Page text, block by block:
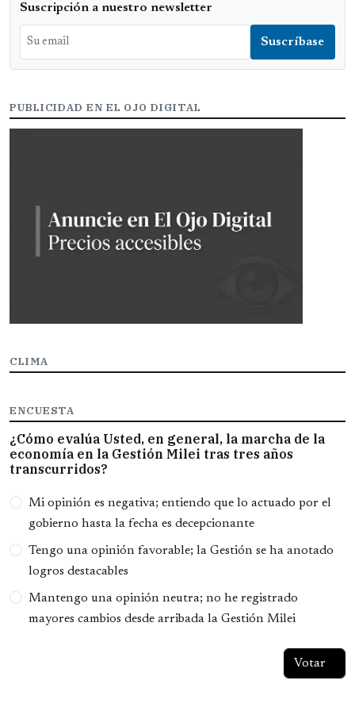
Suscripción a nuestro newsletter
PUBLICIDAD EN EL OJO DIGITAL
CLIMA
ENCUESTA
¿Cómo evalúa Usted, en general, la marcha de la
economía en la Gestión Milei tras tres años
transcurridos?
Opciones
Mi opinión es negativa; entiendo que lo actuado por el
gobierno hasta la fecha es decepcionante
Tengo una opinión favorable; la Gestión se ha anotado
logros destacables
Mantengo una opinión neutra; no he registrado
mayores cambios desde arribada la Gestión Milei